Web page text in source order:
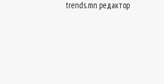
trends.mn редактор